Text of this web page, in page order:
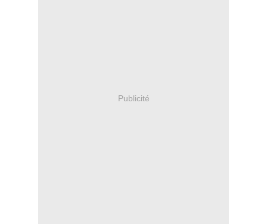
Publicité